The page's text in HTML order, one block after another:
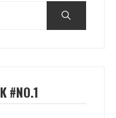
#NO.1